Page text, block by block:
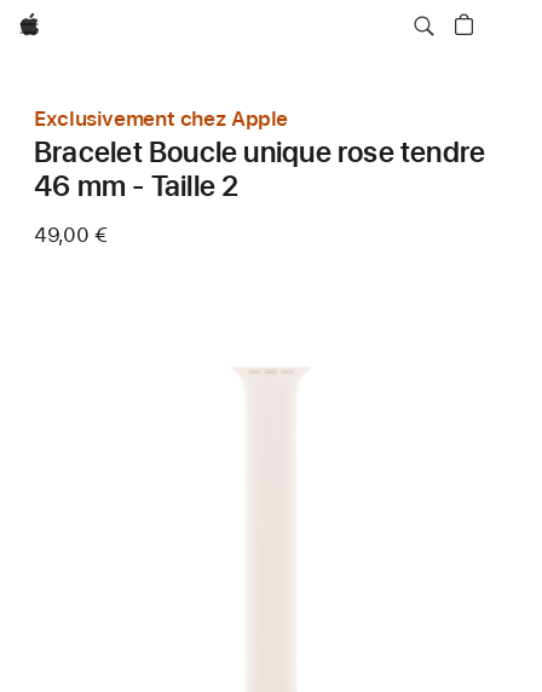
Apple
Exclusivement chez Apple
Bracelet Boucle unique rose tendre
46 mm - Taille 2
49,00 €